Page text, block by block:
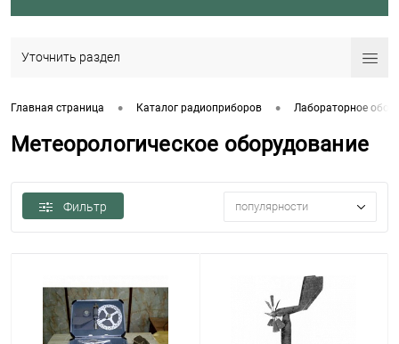
Уточнить раздел
Главная страница • Каталог радиоприборов • Лабораторное
Метеорологическое оборудование
Фильтр популярности